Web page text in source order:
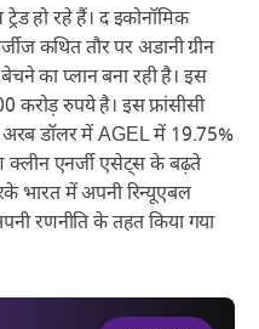
हो रहे हैं। द इकोनॉमिक
कथित तौर पर अडानी ग्रीन
का प्लान बना रही है। इस
करोड़ रुपये है। इस फ्रांसीसी
डॉलर में AGEL में 19.75%
क्लीन एनर्जी एसेट्स के बढ़ते
भारत में अपनी रिन्यूएबल
रणनीति के तहत किया गया